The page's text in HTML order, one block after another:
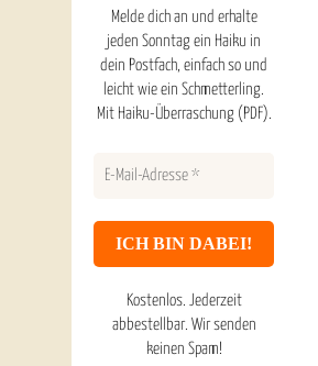
Melde dich an und erhalte
jeden Sonntag ein Haiku in
dein Postfach, einfach so und
leicht wie ein Schmetterling.
Mit Haiku-Überraschung (PDF).
Kostenlos. Jederzeit
abbestellbar. Wir senden
keinen Spam!
(PDF) und Newsletter